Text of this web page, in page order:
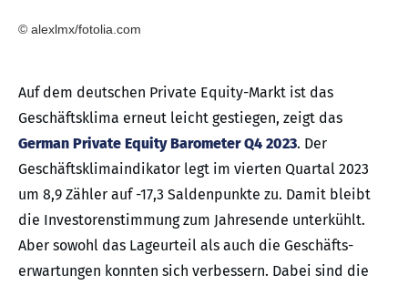
© alexlmx/fotolia.com
Auf dem deutschen Private Equity-Markt ist das
Geschäftsklima erneut leicht gestiegen, zeigt das
German Private Equity Barometer Q4 2023. Der
Geschäfts­klimaindikator legt im vierten Quartal 2023
um 8,9 Zähler auf -17,3 Saldenpunkte zu. Damit bleibt
die Investoren­stimmung zum Jahresende unterkühlt.
Aber sowohl das Lageurteil als auch die Geschäfts­
erwartungen konnten sich verbessern. Dabei sind die